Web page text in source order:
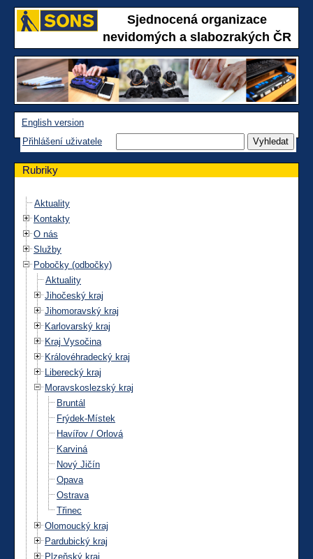
Sjednocená organizace
nevidomých a slabozrakých ČR
English version
Přihlášení uživatele
Rubriky
Aktuality
Kontakty
O nás
Služby
Pobočky (odbočky)
Aktuality
Jihočeský kraj
Jihomoravský kraj
Karlovarský kraj
Kraj Vysočina
Královéhradecký kraj
Liberecký kraj
Moravskoslezský kraj
Bruntál
Frýdek-Místek
Havířov / Orlová
Karviná
Nový Jičín
Opava
Ostrava
Třinec
Olomoucký kraj
Pardubický kraj
Plzeňský kraj